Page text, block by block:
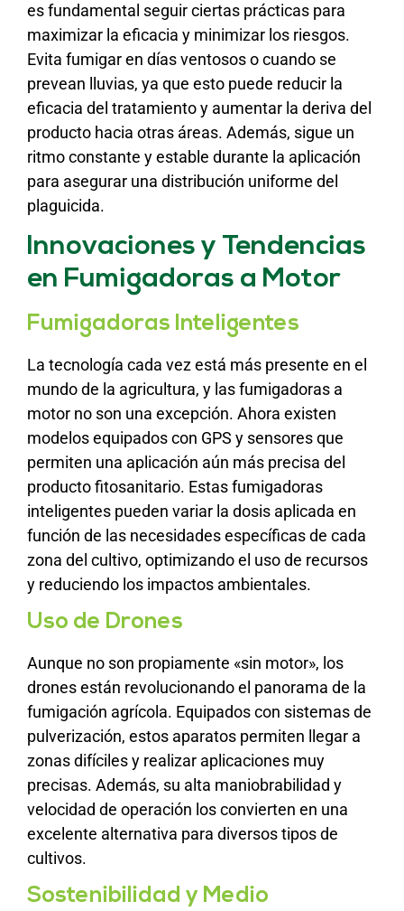
es fundamental seguir ciertas prácticas para
maximizar la eficacia y minimizar los riesgos.
Evita fumigar en días ventosos o cuando se
prevean lluvias, ya que esto puede reducir la
eficacia del tratamiento y aumentar la deriva del
producto hacia otras áreas. Además, sigue un
ritmo constante y estable durante la aplicación
para asegurar una distribución uniforme del
plaguicida.
Innovaciones y Tendencias
en Fumigadoras a Motor
Fumigadoras Inteligentes
La tecnología cada vez está más presente en el
mundo de la agricultura, y las fumigadoras a
motor no son una excepción. Ahora existen
modelos equipados con GPS y sensores que
permiten una aplicación aún más precisa del
producto fitosanitario. Estas fumigadoras
inteligentes pueden variar la dosis aplicada en
función de las necesidades específicas de cada
zona del cultivo, optimizando el uso de recursos
y reduciendo los impactos ambientales.
Uso de Drones
Aunque no son propiamente «sin motor», los
drones están revolucionando el panorama de la
fumigación agrícola. Equipados con sistemas de
pulverización, estos aparatos permiten llegar a
zonas difíciles y realizar aplicaciones muy
precisas. Además, su alta maniobrabilidad y
velocidad de operación los convierten en una
excelente alternativa para diversos tipos de
cultivos.
Sostenibilidad y Medio